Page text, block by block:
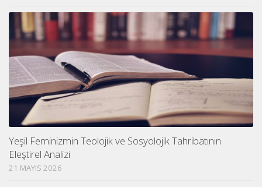
Yeşil Feminizmin Teolojik ve Sosyolojik Tahribatının
Eleştirel Analizi
21 MAYIS 2026